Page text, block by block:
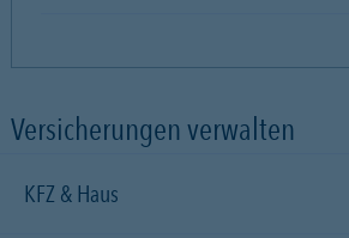
Versicherungen verwalten
KFZ & Haus